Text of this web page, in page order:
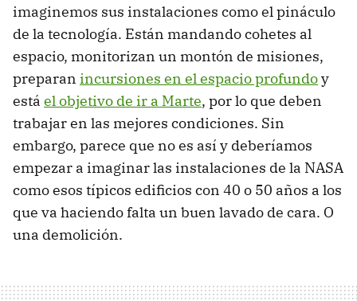
imaginemos sus instalaciones como el pináculo
de la tecnología. Están mandando cohetes al
espacio, monitorizan un montón de misiones,
preparan incursiones en el espacio profundoy
está el objetivo de ir a Marte, por lo que deben
trabajar en las mejores condiciones. Sin
embargo, parece que no es así y deberíamos
empezar a imaginar las instalaciones de la NASA
como esos típicos edificios con 40 o 50 años a los
que va haciendo falta un buen lavado de cara. O
una demolición.